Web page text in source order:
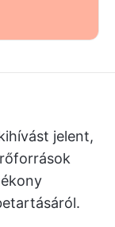
jelent,